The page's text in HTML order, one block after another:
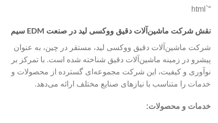
“`html
نقش شرکت ماشین‌آلات دقیق ووکسی لید در صنعت EDM سیم
شرکت ماشین‌آلات دقیق ووکسی لید، مستقر در چین، به عنوان
پیشرو در زمینه ماشین‌آلات دقیق شناخته شده است. با تمرکز بر
نوآوری و کیفیت، این شرکت مجموعه‌ای گسترده از محصولات و
خدمات را متناسب با نیازهای صنایع مختلف ارائه می‌دهد.
خدمات و محصولات: